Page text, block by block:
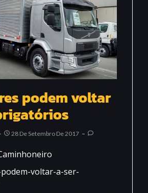
podem voltar
28 De Setembro De 2017